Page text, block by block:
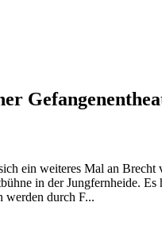
ein weiteres Mal an
in der Jungfernheide.
werden durch F...